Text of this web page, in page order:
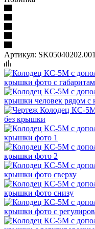
Артикул: SK05040202.001